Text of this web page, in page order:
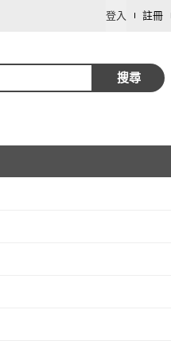
登入 註冊
搜尋